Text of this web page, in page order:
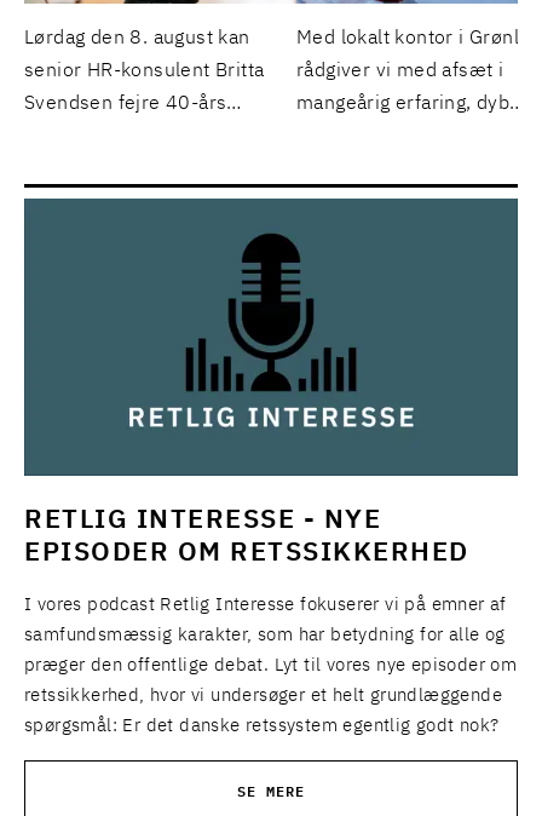
Lørdag den 8. august kan
senior HR-konsulent Britta
Svendsen fejre 40-års
med og få et indblik i både
Brittas og firmaets historie.
Med lokalt kontor i
rådgiver vi med afsæt i
mangeårig erfaring, dyb
forhold.
RETLIG INTERESSE - NYE
EPISODER OM RETSSIKKERHED
I vores podcast Retlig Interesse fokuserer vi på emner af
samfundsmæssig karakter, som har betydning for alle og
præger den offentlige debat. Lyt til vores nye episoder om
retssikkerhed, hvor vi undersøger et helt grundlæggende
spørgsmål: Er det danske retssystem egentlig godt nok?
SE MERE